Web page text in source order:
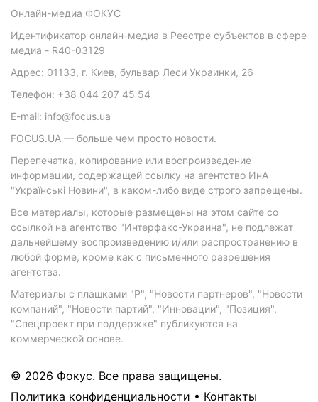
Онлайн-медиа ФОКУС
Идентификатор онлайн-медиа в Реестре субъектов в сфере
медиа - R40-03129
Адрес: 01133, г. Киев, бульвар Леси Украинки, 26
Телефон: +38 044 207 45 54
E-mail: info@focus.ua
FOCUS.UA — больше чем просто новости.
Перепечатка, копирование или воспроизведение
информации, содержащей ссылку на агентство ИнА
"Українські Новини", в каком-либо виде строго запрещены.
Все материалы, которые размещены на этом сайте со
ссылкой на агентство "Интерфакс-Украина", не подлежат
дальнейшему воспроизведению и/или распространению в
любой форме, кроме как с письменного разрешения
агентства.
Материалы с плашками "Р", "Новости партнеров", "Новости
компаний", "Новости партий", "Инновации", "Позиция",
"Спецпроект при поддержке" публикуются на
коммерческой основе.
© 2026 Фокус. Все права защищены.
Политика конфиденциальности • Контакты